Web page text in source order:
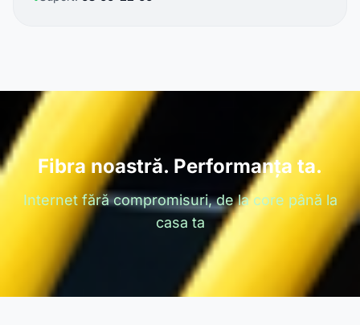
Fibra noastră. Performanța ta.
Internet fără compromisuri, de la core până la
casa ta